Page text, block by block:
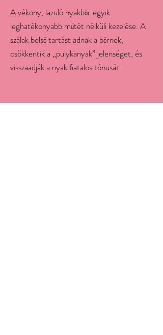
A vékony, lazuló nyakbőr egyik
leghatékonyabb műtét nélküli kezelése. A
szálak belső tartást adnak a bőrnek,
csökkentik a „pulykanyak” jelenséget, és
visszaadják a nyak fiatalos tónusát.